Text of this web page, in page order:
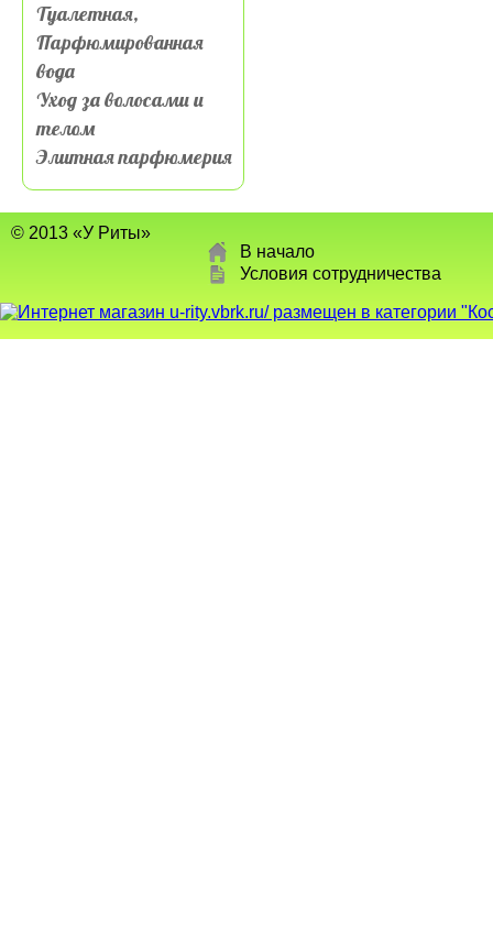
Туалетная,
Парфюмированная
вода
Уход за волосами и
телом
Элитная парфюмерия
© 2013 «У Риты»
В начало
Условия сотрудничества